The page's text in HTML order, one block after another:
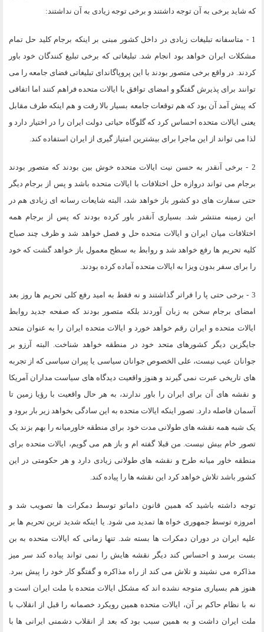
که شاید برخی به آن توجه داشتند و برخی توجه زیادی به آن نداشتند:
1 - متاسفانه تبلیغات زیادی در داخل کشور مبنی بر اینکه برجام کلید حل تمام
مشکلات ایران خواهد بود انجام شد. تبلیغاتی که برخی تبلیغ کنندگان خود باور
کردند. در واقع برخی متصور بودند با این پروپاگاندای تبلیغاتی فضای جامعه را می
توانند برای پذیرش گفتگو و امضای توافق با ایالات متحده فراهم کنند اما اتفاقی
که پیش آمد آن بود که هم توقعات جامعه بسیار بالا رفت و هم اینکه طرف مقابل
یعنی ایالات متحده احساس کرد که گلوگاه حیاتی دولت ایران را در اختیار دارد و
لذا می تواند از این ماجرا برای بیشترین امتیاز گیری از ایران استفاده کند.
2 - برخی آنقدر به حسن نیت ایالات متحده خوش بین بودند که متصور بودند
برجام می تواند دروازه حل اختلافات با ایالات متحده باشد و پس از برجام دیگر
حتی سفارت های دو کشور باز خواهد شد، البته شایعات رسانه ای زیادی هم در
این زمینه منتشر شد. بسیاری آنقدر باور کرده بودند که پس از برجام همه
اختلافات میان ایران و ایالات متحده حل و فصل خواهد شد و ظرف چند صباح
کلیه تحریم ها رفع خواهد شد و روابط به سطح معمول باز خواهد گشت که خود
را برای سفر بدون ویزا به ایالات متحده آماده کرده بودند.
3 - برخی حتی پا را فراتر گذاشتند و نه فقط به امید رفع کلی تحریم ها روز بعد
امضای برجام سخن به زبان آوردند بلکه متصور بودند که صفحه جدید روابط
ایالات متحده و ایران رقم خواهد خورد و ایالات متحده ایران را به عنوان متحد
جایگزین دیگر کشورهای متحد خود در منطقه خواهد شناخت. البته آرزو بر
جوانان عیب نیست، علی الخصوص جوانان سیاسی یا پیران سیاسی که از تجربه
های تاریخی عبرت نمی گیرند و هنوز واقعیت دیدگاه های سیاست مداران آمریکا
و نقشه های آن برای ایران را باور ندارند، به هر حال واقعیت با رؤیا زمین تا
آسمان فاصله دارد. تصور اینکه ایالات متحده به این سادگی بخواهد زیر بار برود و
یک شبه همه نقشه های طولانی مدت خود برای منطقه خاورمیانه را بهم بزند یک
تصور خام بیش نیست. من قبلا گفته ام و باز هم می گویم، ایالات متحده برای
منطقه خاور میانه طرح و نقشه های طولانی زیادی دارد و هر حکومتی در این
کشور باشد تلاش خواهد کرد این نقشه ها را پیاده کند.
توجه داشته باشید که همین قانون داماتو توسط دمکرات ها تصویب شد و
امروزه توسط جمهوری خواه ها تمدید می شود. یا اینکه شدید ترین تحریم ها بر
علیه ایران در دوران دمکرات ها بسته شد. تنها زمانی که ایالات متحده به بن
بست برسد و احساس کند دیگر نقشه هایش را نمی تواند پیاده کند سر میز
مذاکره می نشیند و تلاش می کند از راه مذاکره و گفتگو کار خود را پیش ببرد.
هنوز هم بسیاری متوجه نشده اند که مشکل ایالات متحده با ملت ایران است و
نه با نظام حاکم بر آن، ایالات متحده همین رویکرد خصمانه را قبل از انقلاب با
ملت ایران داشت و به همین سبب بود که بعد از انقلاب دشمنی ایرانی ها با